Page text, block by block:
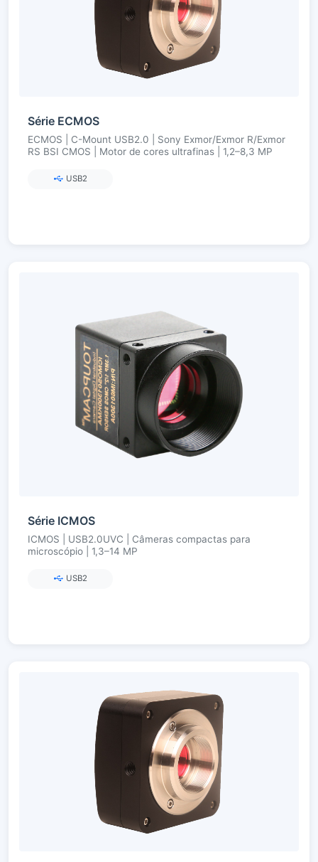
Série ECMOS
ECMOS | C-Mount USB2.0 | Sony Exmor/Exmor R/Exmor
RS BSI CMOS | Motor de cores ultrafinas | 1,2–8,3 MP
USB2
Série ICMOS
ICMOS | USB2.0UVC | Câmeras compactas para
microscópio | 1,3–14 MP
USB2